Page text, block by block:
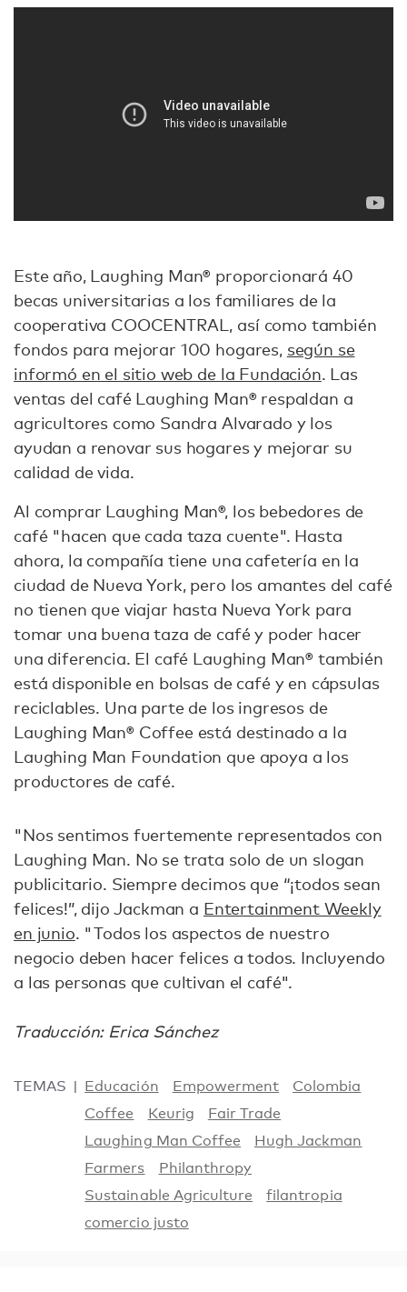
Este año, Laughing Man® proporcionará 40
becas universitarias a los familiares de la
cooperativa COOCENTRAL, así como también
fondos para mejorar 100 hogares, según se
informó en el sitio web de la Fundación. Las
ventas del café Laughing Man® respaldan a
agricultores como Sandra Alvarado y los
ayudan a renovar sus hogares y mejorar su
calidad de vida.
Al comprar Laughing Man®, los bebedores de
café "hacen que cada taza cuente". Hasta
ahora, la compañía tiene una cafetería en la
ciudad de Nueva York, pero los amantes del café
no tienen que viajar hasta Nueva York para
tomar una buena taza de café y poder hacer
una diferencia. El café Laughing Man® también
está disponible en bolsas de café y en cápsulas
reciclables. Una parte de los ingresos de
Laughing Man® Coffee está destinado a la
Laughing Man Foundation que apoya a los
productores de café.
"Nos sentimos fuertemente representados con
Laughing Man. No se trata solo de un slogan
publicitario. Siempre decimos que “¡todos sean
felices!”, dijo Jackman a Entertainment Weekly
en junio. "Todos los aspectos de nuestro
negocio deben hacer felices a todos. Incluyendo
a las personas que cultivan el café".
Traducción: Erica Sánchez
TEMAS Educación Empowerment
Colombia
Coffee
Keurig
Fair Trade
Laughing Man Coffee
Hugh Jackman
Farmers
Philanthropy
Sustainable Agriculture
filantropia
comercio justo